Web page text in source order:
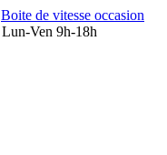
Boite de vitesse occasion
Lun-Ven 9h-18h